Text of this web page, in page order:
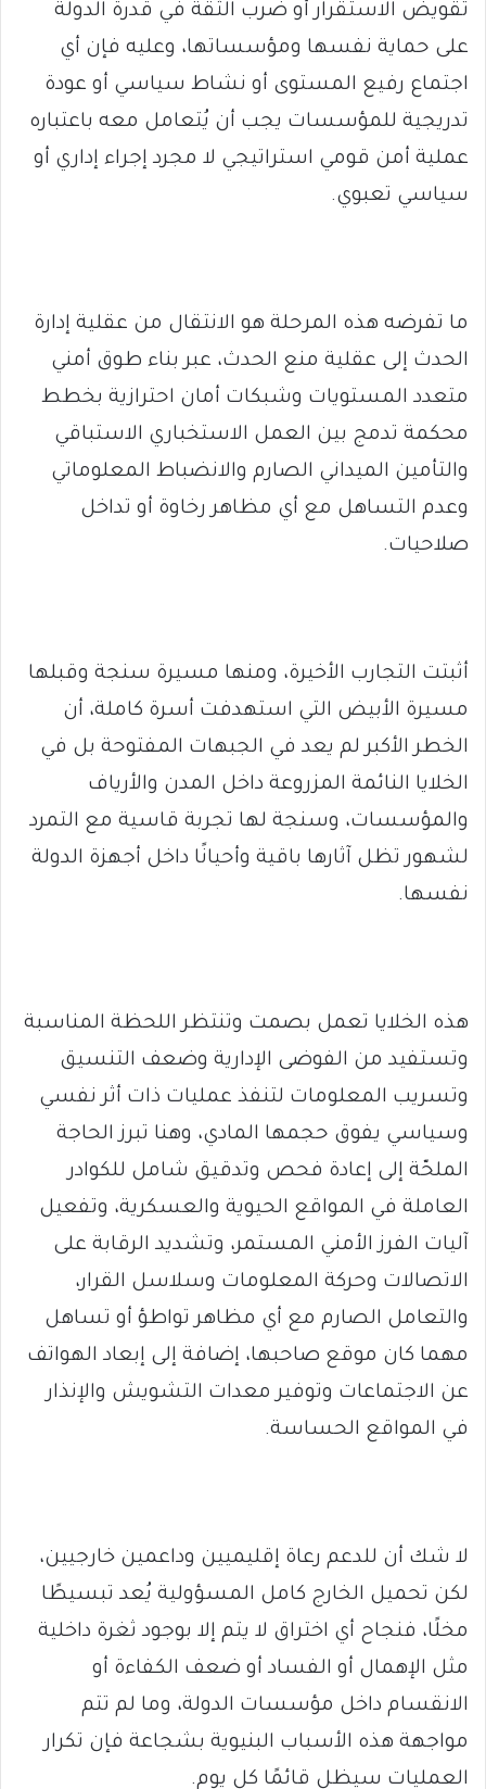
تقويض الاستقرار أو ضرب الثقة في قدرة الدولة
على حماية نفسها ومؤسساتها، وعليه فإن أي
اجتماع رفيع المستوى أو نشاط سياسي أو عودة
تدريجية للمؤسسات يجب أن يُتعامل معه باعتباره
عملية أمن قومي استراتيجي لا مجرد إجراء إداري أو
سياسي تعبوي.
ما تفرضه هذه المرحلة هو الانتقال من عقلية إدارة
الحدث إلى عقلية منع الحدث، عبر بناء طوق أمني
متعدد المستويات وشبكات أمان احترازية بخطط
محكمة تدمج بين العمل الاستخباري الاستباقي
والتأمين الميداني الصارم والانضباط المعلوماتي
وعدم التساهل مع أي مظاهر رخاوة أو تداخل
صلاحيات.
أثبتت التجارب الأخيرة، ومنها مسيرة سنجة وقبلها
مسيرة الأبيض التي استهدفت أسرة كاملة، أن
الخطر الأكبر لم يعد في الجبهات المفتوحة بل في
الخلايا النائمة المزروعة داخل المدن والأرياف
والمؤسسات، وسنجة لها تجربة قاسية مع التمرد
لشهور تظل آثارها باقية وأحيانًا داخل أجهزة الدولة
نفسها.
هذه الخلايا تعمل بصمت وتنتظر اللحظة المناسبة
وتستفيد من الفوضى الإدارية وضعف التنسيق
وتسريب المعلومات لتنفذ عمليات ذات أثر نفسي
وسياسي يفوق حجمها المادي، وهنا تبرز الحاجة
الملحّة إلى إعادة فحص وتدقيق شامل للكوادر
العاملة في المواقع الحيوية والعسكرية، وتفعيل
آليات الفرز الأمني المستمر، وتشديد الرقابة على
الاتصالات وحركة المعلومات وسلاسل القرار،
والتعامل الصارم مع أي مظاهر تواطؤ أو تساهل
مهما كان موقع صاحبها، إضافة إلى إبعاد الهواتف
عن الاجتماعات وتوفير معدات التشويش والإنذار
في المواقع الحساسة.
لا شك أن للدعم رعاة إقليميين وداعمين خارجيين،
لكن تحميل الخارج كامل المسؤولية يُعد تبسيطًا
مخلًا، فنجاح أي اختراق لا يتم إلا بوجود ثغرة داخلية
مثل الإهمال أو الفساد أو ضعف الكفاءة أو
الانقسام داخل مؤسسات الدولة، وما لم تتم
مواجهة هذه الأسباب البنيوية بشجاعة فإن تكرار
العمليات سيظل قائمًا كل يوم.